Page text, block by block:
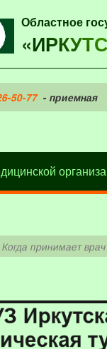
Областное
50-77- приемная
Когда принимает